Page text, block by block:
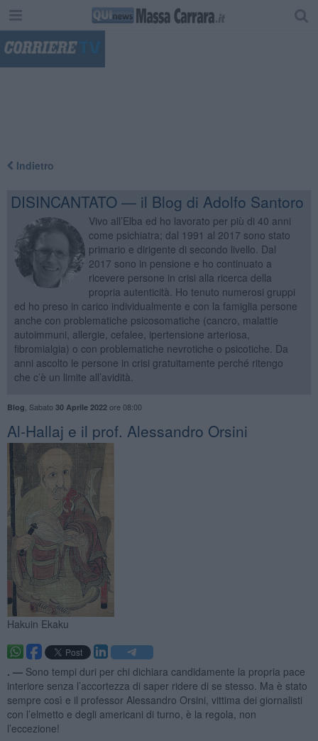
Indietro
DISINCANTATO — il Blog di Adolfo Santoro
Vivo all’Elba ed ho lavorato per più di 40 anni
come psichiatra; dal 1991 al 2017 sono stato
primario e dirigente di secondo livello. Dal
2017 sono in pensione e ho continuato a
ricevere persone in crisi alla ricerca della
propria autenticità. Ho tenuto numerosi gruppi
ed ho preso in carico individualmente e con la famiglia persone
anche con problematiche psicosomatiche (cancro, malattie
autoimmuni, allergie, cefalee, ipertensione arteriosa,
fibromialgia) o con problematiche nevrotiche o psicotiche. Da
anni ascolto le persone in crisi gratuitamente perché ritengo
che c’è un limite all’avidità.
Blog Sabato 30 Aprile 2022ore 08:00
Al-Hallaj e il prof. Alessandro Orsini
Hakuin Ekaku
. — Sono tempi duri per chi dichiara candidamente la propria pace
interiore senza l’accortezza di saper ridere di se stesso. Ma è stato
sempre così e il professor Alessandro Orsini, vittima dei giornalisti
con l’elmetto e degli americani di turno, è la regola, non
l’eccezione!